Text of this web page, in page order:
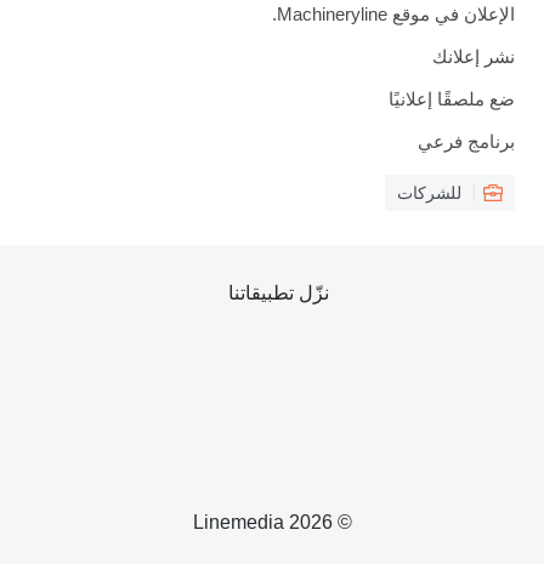
الإعلان في موقع Machineryline.
نشر إعلانك
ضع ملصقًا إعلانيًا
برنامج فرعي
للشركات
© 2026 Linemedia
نزّل تطبيقاتنا